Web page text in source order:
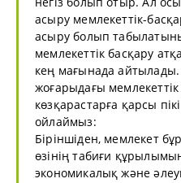
асыру мемлекеттік-
асыру болып
мемлекеттік басқару
кең мағынада
жоғарыдағы мемлекеттік
көзқарастарға қарсы
ойлаймыз:
Біріншіден, мемлекет
өзінің табиғи
экономикалық және